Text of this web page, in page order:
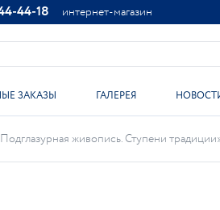
44-18 интернет-магазин
ЗАКАЗЫ ГАЛЕРЕЯ
живопись. Ступени